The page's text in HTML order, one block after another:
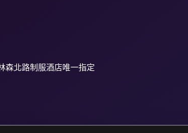
森北路制服酒店唯一指定